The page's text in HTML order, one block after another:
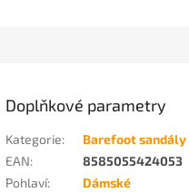
Doplňkové parametry
Kategorie:
Barefoot sandály
EAN:
8585055424053
Pohlaví:
Dámské